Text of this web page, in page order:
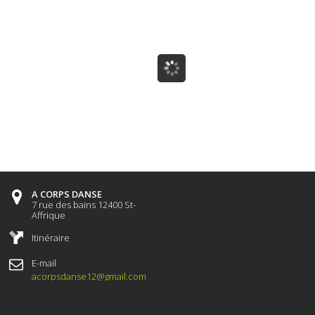
A CORPS DANSE
7 rue des bains 12400 St-
Affrique
Itinéraire
E-mail
acorpsdanse12@gmail.com